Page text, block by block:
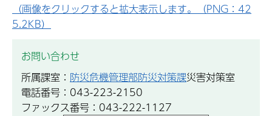
（画像をクリックすると拡大表示します。（PNG：42
5.2KB）
お問い合わせ
所属課室： 防災危機管理部防災対策課災害対策室
電話番号：043-223-2150
ファックス番号：043-222-1127